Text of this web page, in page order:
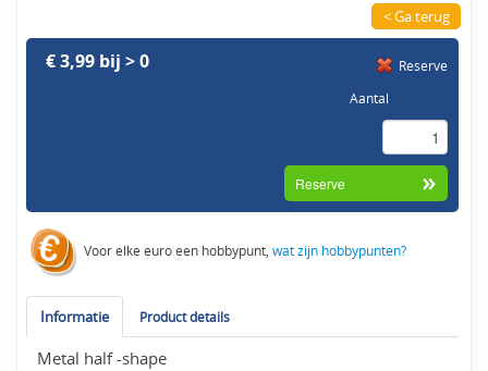
< Ga terug
€ 3,99 bij > 0
Reserve
Aantal
Voor elke euro een hobbypunt,wat zijn hobbypunten?
Informatie Product details
Metal half -shape